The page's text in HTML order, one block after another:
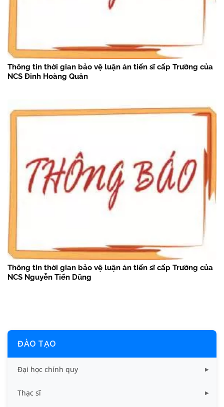
Thông tin thời gian bảo vệ luận án tiến sĩ cấp Trường của
NCS Đinh Hoàng Quân
Thông tin thời gian bảo vệ luận án tiến sĩ cấp Trường của
NCS Nguyễn Tiến Dũng
ĐÀO TẠO
Đại học chính quy
Các biểu mẫu
Thạc sĩ